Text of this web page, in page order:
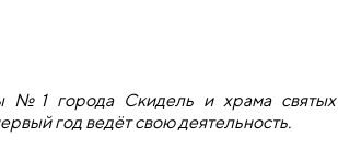
№1 города Скидель и храма святых
год ведёт свою деятельность.